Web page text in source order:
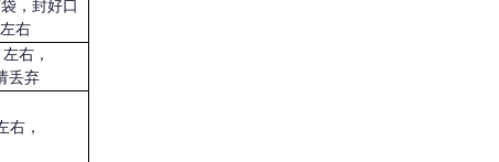
，封好口
右
右，
丢弃
右，